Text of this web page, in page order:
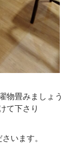
物畳みましょう
て下さり
います。